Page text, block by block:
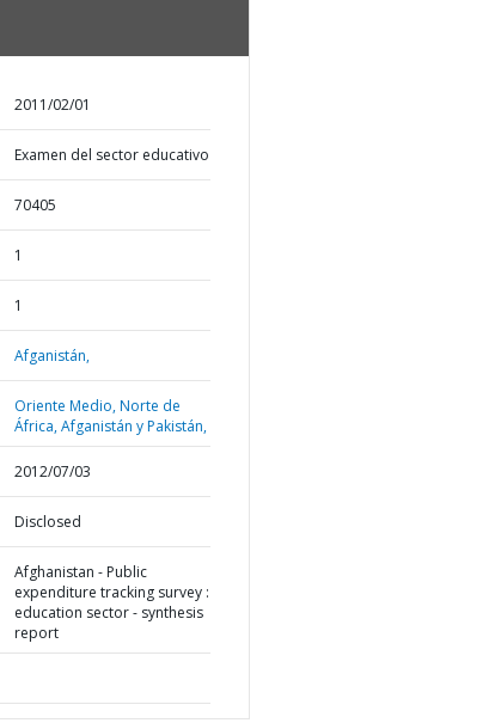
2011/02/01
Examen del sector educativo
70405
1
1
Afganistán,
Oriente Medio, Norte de
África, Afganistán y Pakistán,
2012/07/03
Disclosed
Afghanistan - Public
expenditure tracking survey :
education sector - synthesis
report